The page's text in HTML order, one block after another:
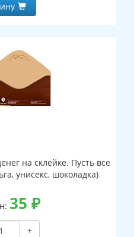
на склейке. Пусть все
унисекс, шоколадка)
35 ₽
+